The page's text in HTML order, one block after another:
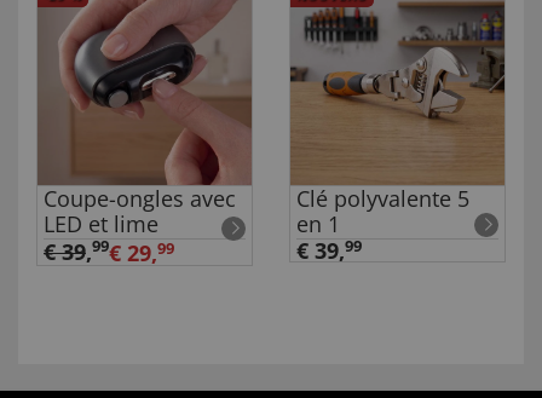
Coupe-ongles avec
LED et lime
€ 39,99€ 29,99
Clé polyvalente 5
en 1
€ 39,99